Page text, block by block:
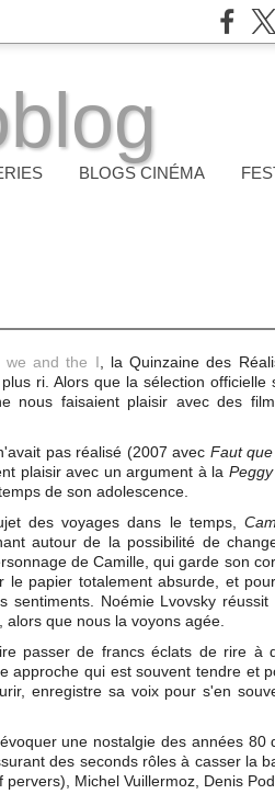
BLOGS CINÉMA
we and the I , la Quinzaine des
ri. Alors que la sélection officielle
nous faisaient plaisir avec des
pas réalisé (2007 avec Faut
plaisir avec un argument à la
de son adolescence.
des voyages dans le temps,
autour de la possibilité de
de Camille, qui garde son
le papier totalement absurde, et
Noémie Lvovsky réussit
que nous la voyons agée.
passer de francs éclats de rire à
qui est souvent tendre et
enregistre sa voix pour s'en
une nostalgie des années 80
des seconds rôles à casser la
Michel Vuillermoz, Denis